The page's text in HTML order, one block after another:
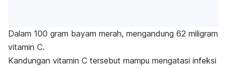
Dalam 100 gram bayam merah, mengandung 62 miligram
vitamin C.
Kandungan vitamin C tersebut mampu mengatasi infeksi